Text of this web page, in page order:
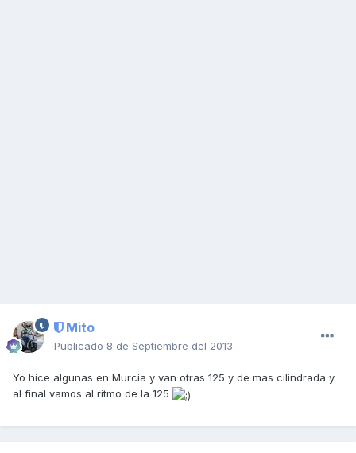
Mito
Publicado 8 de Septiembre del 2013
Yo hice algunas en Murcia y van otras 125 y de mas cilindrada y
al final vamos al ritmo de la 125